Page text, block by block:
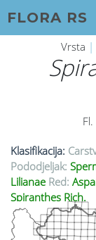
FLORA RS
Vrsta |
Klasifikacija:
Pododjeljak:
Lilianae Red:
Spiranthes Rich.